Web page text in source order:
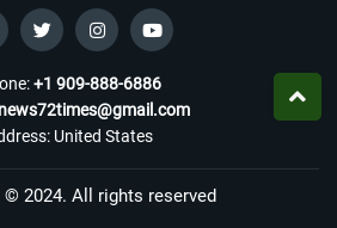
+1 909-888-6886
news72times@gmail.com
United States
© 2024. All rights reserved